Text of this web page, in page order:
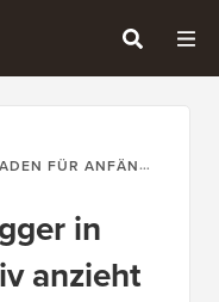
FÜR ANFÄNGER
in
anzieht